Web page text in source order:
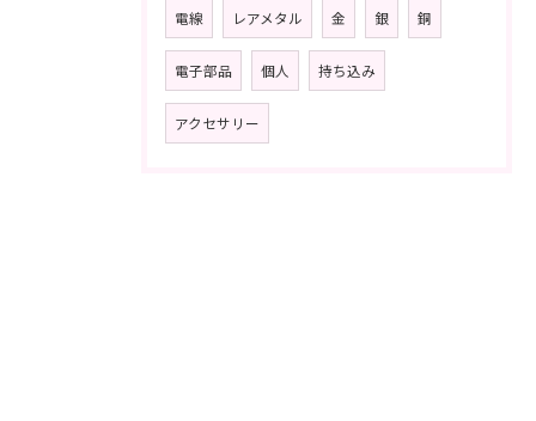
電線 レアメタル 金 銀 銅
電子部品 個人 持ち込み
アクセサリー